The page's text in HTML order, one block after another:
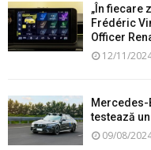
„În fiecare
Frédéric
Officer
12/11/
testează
09/08/